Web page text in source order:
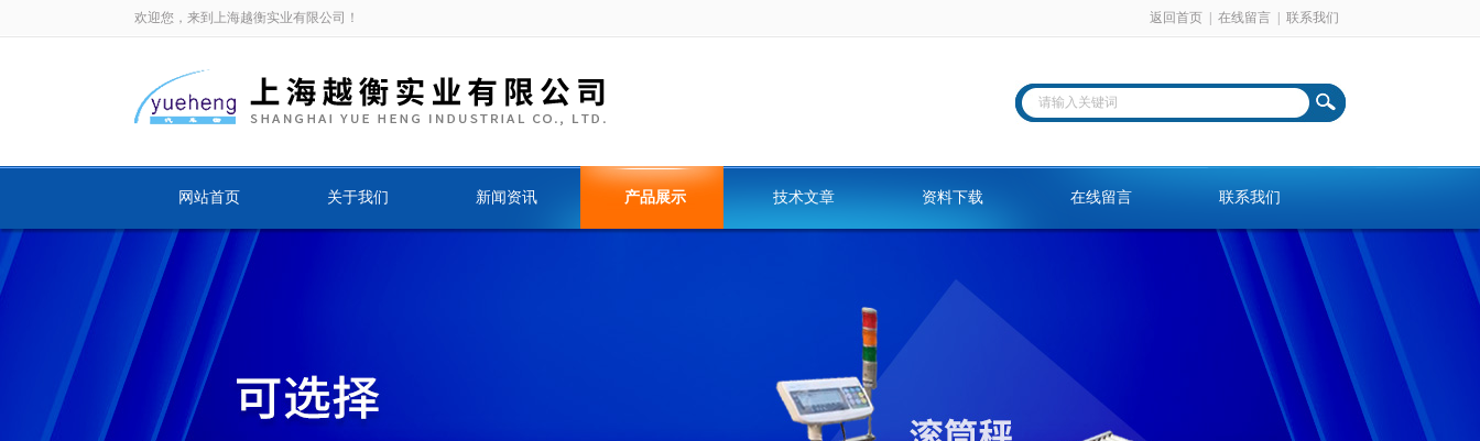
欢迎您，来到上海越衡实业有限公司！ 返回首页 在线留言 联系我们
网站首页 关于我们 新闻资讯 产品展示 技术文章 资料下载 在线留言 联系我们